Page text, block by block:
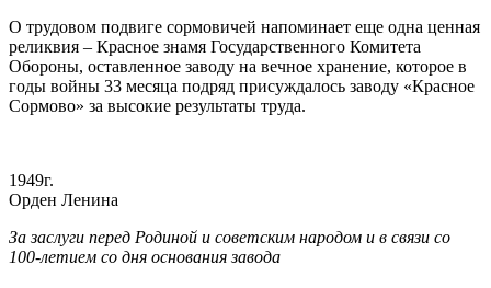
О трудовом подвиге сормовичей напоминает еще одна ценная
реликвия – Красное знамя Государственного Комитета
Обороны, оставленное заводу на вечное хранение, которое в
годы войны 33 месяца подряд присуждалось заводу «Красное
Сормово» за высокие результаты труда.
1949г.
Орден Ленина
За заслуги перед Родиной и советским народом и в связи со
100-летием со дня основания завода